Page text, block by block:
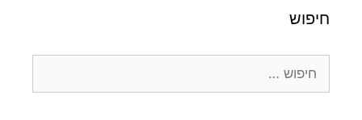
חיפוש